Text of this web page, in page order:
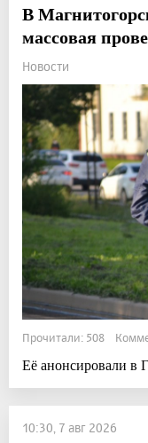
В
массовая
Новости
Прочитали: 508
Её анонсировали в
10:30, 7 авг 2026